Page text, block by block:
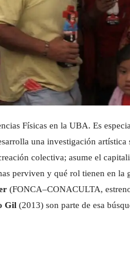
Físicas en la UBA. Es
una investigación artística
colectiva; asume el
perviven y qué rol tienen en la
(FONCA–CONACULTA,
Gil (2013) son parte de esa